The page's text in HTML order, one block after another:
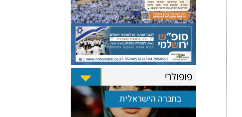
פופולרי
בחברה הישראלית